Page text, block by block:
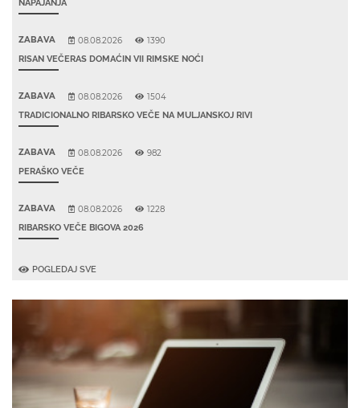
NAPAJANJA
ZABAVA 08.08.2026 1390
RISAN VEČERAS DOMAĆIN VII RIMSKE NOĆI
ZABAVA 08.08.2026 1504
TRADICIONALNO RIBARSKO VEČE NA MULJANSKOJ RIVI
ZABAVA 08.08.2026 982
PERAŠKO VEČE
ZABAVA 08.08.2026 1228
RIBARSKO VEČE BIGOVA 2026
POGLEDAJ SVE